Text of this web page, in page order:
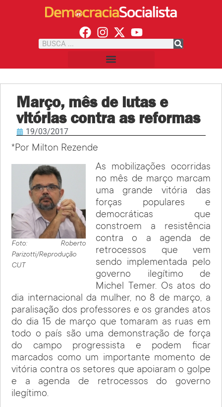
Março, mês de lutas e
vitórias contra as reformas
19/03/2017
*Por Milton Rezende
Foto: Roberto
Parizotti/Reprodução
CUT
As mobilizações ocorridas
no mês de março marcam
uma grande vitória das
forças populares e
democráticas que
constroem a resistência
contra o a agenda de
retrocessos que vem
sendo implementada pelo
governo ilegítimo de
Michel Temer. Os atos do
dia internacional da mulher, no 8 de março, a
paralisação dos professores e os grandes atos
do dia 15 de março que tomaram as ruas em
todo o país são uma demonstração de força
do campo progressista e podem ficar
marcados como um importante momento de
vitória contra os setores que apoiaram o golpe
e a agenda de retrocessos do governo
ilegítimo.